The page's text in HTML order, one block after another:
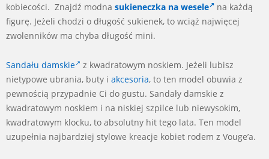
kobiecości. Znajdź modna sukieneczka na wesele
na każdą
figurę. Jeżeli chodzi o długość sukienek, to wciąż najwięcej
zwolenników ma chyba długość mini.
Sandału damskie
z kwadratowym noskiem. Jeżeli lubisz
nietypowe ubrania, buty i akcesoria, to ten model obuwia z
pewnością przypadnie Ci do gustu. Sandały damskie z
kwadratowym noskiem i na niskiej szpilce lub niewysokim,
kwadratowym klocku, to absolutny hit tego lata. Ten model
uzupełnia najbardziej stylowe kreacje kobiet rodem z Vouge’a.